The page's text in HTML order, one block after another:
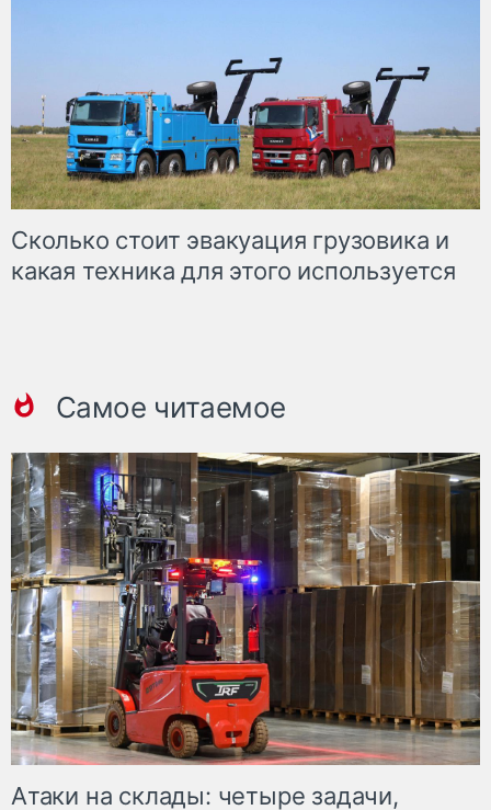
Сколько стоит эвакуация грузовика и
какая техника для этого используется
Самое читаемое
Атаки на склады: четыре задачи,